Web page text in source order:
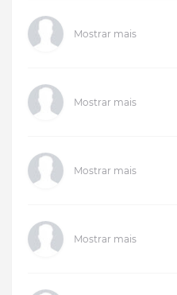
Mostrar mais
Mostrar mais
Mostrar mais
Mostrar mais